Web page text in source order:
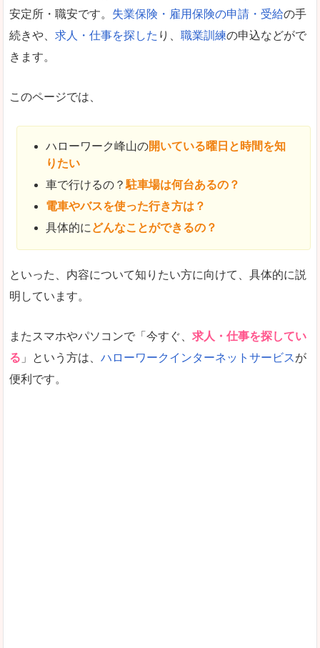
安定所・職安です。 失業保険・雇用保険の申請・受給の手
続きや、 求人・仕事を探した り、 職業訓練の申込などがで
きます。
このページでは、
ハローワーク峰山の開いている曜日と時間を知
りたい
車で行けるの？駐車場は何台あるの？
電車やバスを使った行き方は？
具体的にどんなことができるの？
といった、内容について知りたい方に向けて、具体的に説
明しています。
またスマホやパソコンで「今すぐ、 求人・仕事を探してい
る 」という方は、 ハローワークインターネットサービスが
便利です。